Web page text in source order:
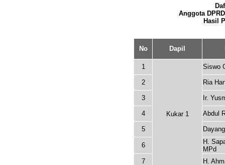
Anggota
Hasil
No Dapil
1
Kukar 1
Siswo
2 Ria
3 Ir.
4 Abdul
5
6
H.
MPd
7
H.